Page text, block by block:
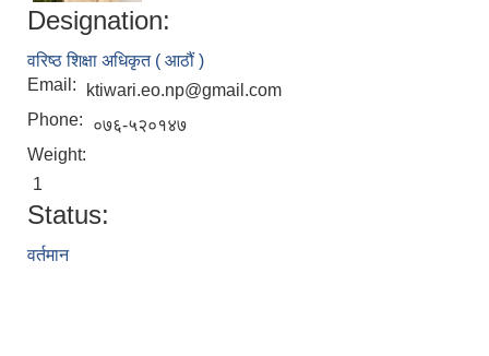
Designation:
वरिष्ठ शिक्षा अधिकृत ( आठौं )
Email:
ktiwari.eo.np@gmail.com
Phone:
०७६-५२०१४७
Weight:
1
Status:
वर्तमान